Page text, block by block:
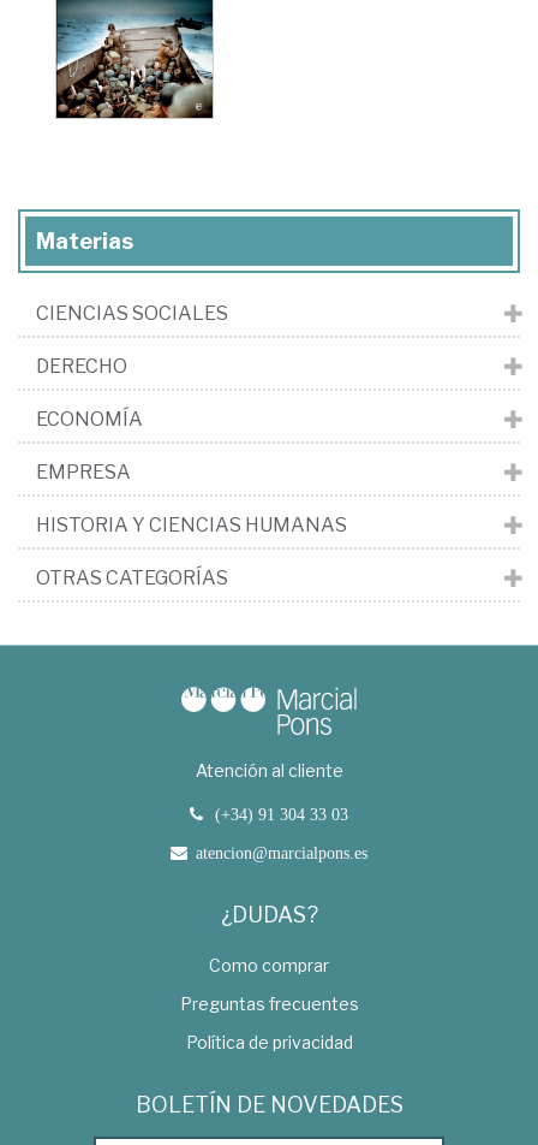
Materias
CIENCIAS SOCIALES
DERECHO
ECONOMÍA
EMPRESA
HISTORIA Y CIENCIAS HUMANAS
OTRAS CATEGORÍAS
Atención al cliente
(+34) 91 304 33 03
atencion@marcialpons.es
¿DUDAS?
Como comprar
Preguntas frecuentes
Política de privacidad
BOLETÍN DE NOVEDADES